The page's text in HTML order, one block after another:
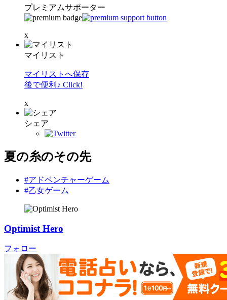
プレミアムサポーター
x
マイリスト
マイリストへ保存
後で便利♪ Click!
x
シェア
夏の糸のその先
#アドベンチャーゲーム
#乙女ゲーム
Optimist Hero
フォロー